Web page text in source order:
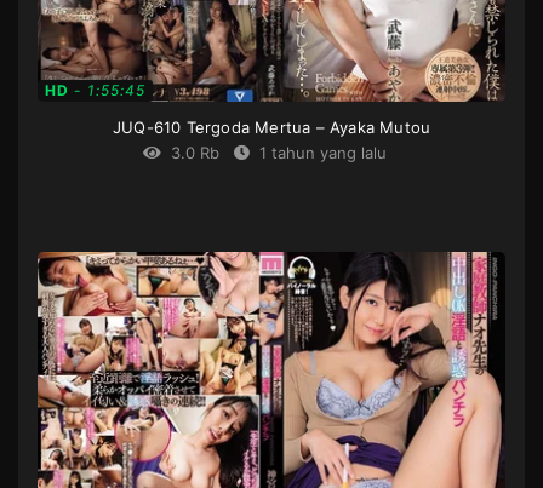
HD - 1:55:45
JUQ-610 Tergoda Mertua – Ayaka Mutou
3.0 Rb
1 tahun yang lalu
Censored,Creampie,High
vision,Housewife,Infidelity,Mature
woman,Mother
in
law,Single
work
JP
2024-
03-
22